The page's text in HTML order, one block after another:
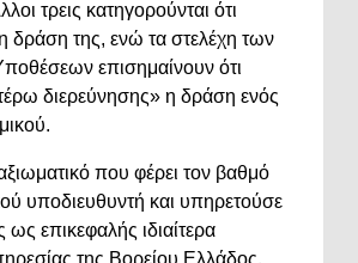
τρεις κατηγορούνται ότι
δράση της, ενώ τα στελέχη των
επισημαίνουν ότι
διερεύνησης» η δράση ενός
που φέρει τον βαθμό
υποδιευθυντή και υπηρετούσε
ως επικεφαλής ιδιαίτερα
της Βορείου Ελλάδος.